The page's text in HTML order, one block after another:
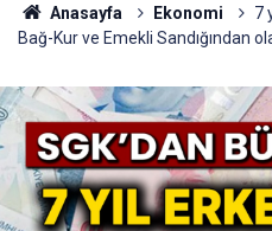
Anasayfa Ekonomi
7
Bağ-Kur ve Emekli Sandığından